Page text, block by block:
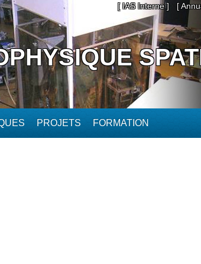
[ IAS Interne ] [
PROJETS FORMATION